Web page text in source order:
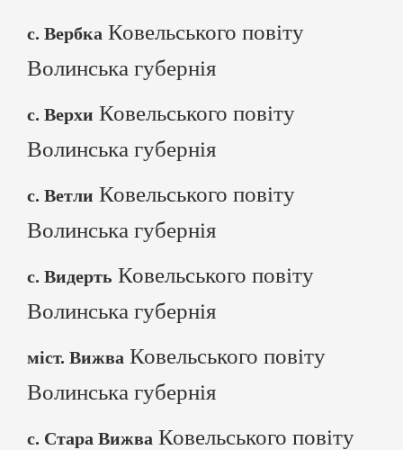
с. Вербка Ковельського повіту
Волинська губернія
с. Верхи Ковельського повіту
Волинська губернія
с. Ветли Ковельського повіту
Волинська губернія
с. Видерть Ковельського повіту
Волинська губернія
міст. Вижва Ковельського повіту
Волинська губернія
с. Стара Вижва Ковельського повіту